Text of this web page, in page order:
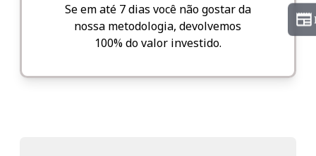
Se em até 7 dias você não gostar da
nossa metodologia, devolvemos
100% do valor investido.